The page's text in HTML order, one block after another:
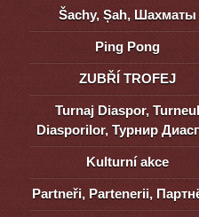
Šachy, Șah, Шахматы
Ping Pong
ZUBŘÍ TROFEJ
Turnaj Diaspor, Turneul
Diasporilor, Турнир
Kulturní akce
Partneři, Partenerii,